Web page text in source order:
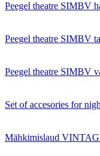
Peegel theatre SIMBV
Peegel theatre SIMBV
Peegel theatre SIMBV
Set of accesories for
Mähkimislaud